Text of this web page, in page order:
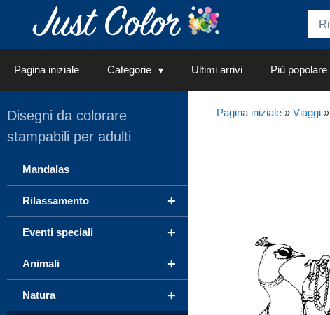
Pagina iniziale Categorie Ultimi arrivi Più popolare
Pagina iniziale» Viaggi»
Disegni da colorare
stampabili per adulti
Mandalas
+
Rilassamento
+
Eventi speciali
+
Animali
+
Natura